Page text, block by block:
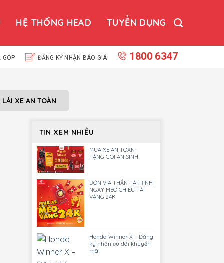
HỆ THỐNG HEAD TUYỂN DỤNG
GÓP ĐĂNG KÝ NHẬN BÁO GIÁ 1800 6347
LÁI XE AN TOÀN
TIN XEM NHIỀU
MUA XE AN TOÀN –
TẶNG GÓI AN SINH
ĐÓN VÍA THẦN TÀI RINH
NGAY MÈO CHIÊU TÀI
VÀNG 24K
Honda Winner X – Đăng
ký nhận ưu đãi khuyến
mãi